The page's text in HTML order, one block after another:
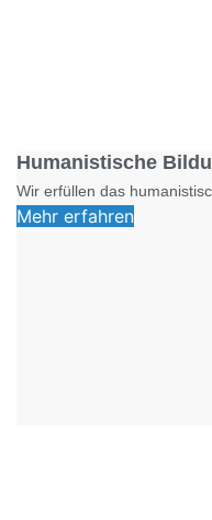
Humanistische
Wir erfüllen das
Mehr erfahren